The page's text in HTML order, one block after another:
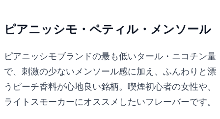
ピアニッシモ・ペティル・メンソール
ピアニッシモブランドの最も低いタール・ニコチン量
で、刺激の少ないメンソール感に加え、ふんわりと漂
うピーチ香料が心地良い銘柄。喫煙初心者の女性や、
ライトスモーカーにオススメしたいフレーバーです。